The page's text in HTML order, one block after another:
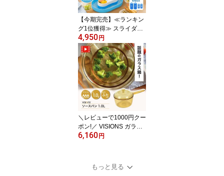
不可)】
【今期完売】≪ランキン
グ1位獲得≫ スライダー
付き そうめん流し器 全
長1.2m 流しそうめん機
滝のように流れる スライ
ダー変形可能 電池式 流
しそうめん器 流しそうめ
ん機 家庭用 流麺 スライ
ダーそうめん流し器 スラ
イダー そうめん
4,950円
＼レビューで1000円クー
ポン!／ VISIONS ガラス
鍋 ソースパン 1.0L 耐熱
える ガラス 鍋 ガラス蓋
直火 オーブン 電子レン
6,160円
もっと見る